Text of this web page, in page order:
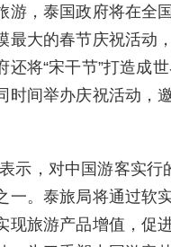
游，泰国政府将在全
最大的春节庆祝活动
将“宋干节”打造成
时间举办庆祝活动，
示，对中国游客实行
一。泰旅局将通过软
旅游产品增值，促